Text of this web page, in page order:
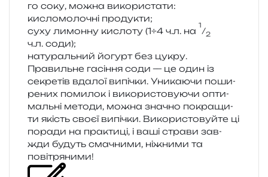
го соку, можна використати:
кисло­мо­ло­чні продукти;
суху лимон­ну кисло­ту (1÷4 ч.л. на
1
⁄2
ч.л. соди);
нату­раль­ний йогурт без цукру.
Правильне гасі­н­ня соди — це один із
секре­тів вда­лої випі­чки. Уникаючи поши­
ре­них поми­лок і вико­ри­сто­ву­ю­чи опти­
маль­ні мето­ди, можна зна­чно покра­щи­
ти якість своєї випі­чки. Використовуйте ці
пора­ди на пра­кти­ці, і ваші стра­ви зав­
жди будуть сма­чни­ми, ніжни­ми та
повітряними!